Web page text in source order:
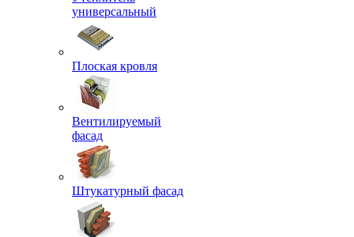
универсальный
Плоская кровля
Вентилируемый
фасад
Штукатурный фасад